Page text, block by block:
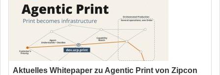
Aktuelles Whitepaper zu Agentic Print von Zipcon